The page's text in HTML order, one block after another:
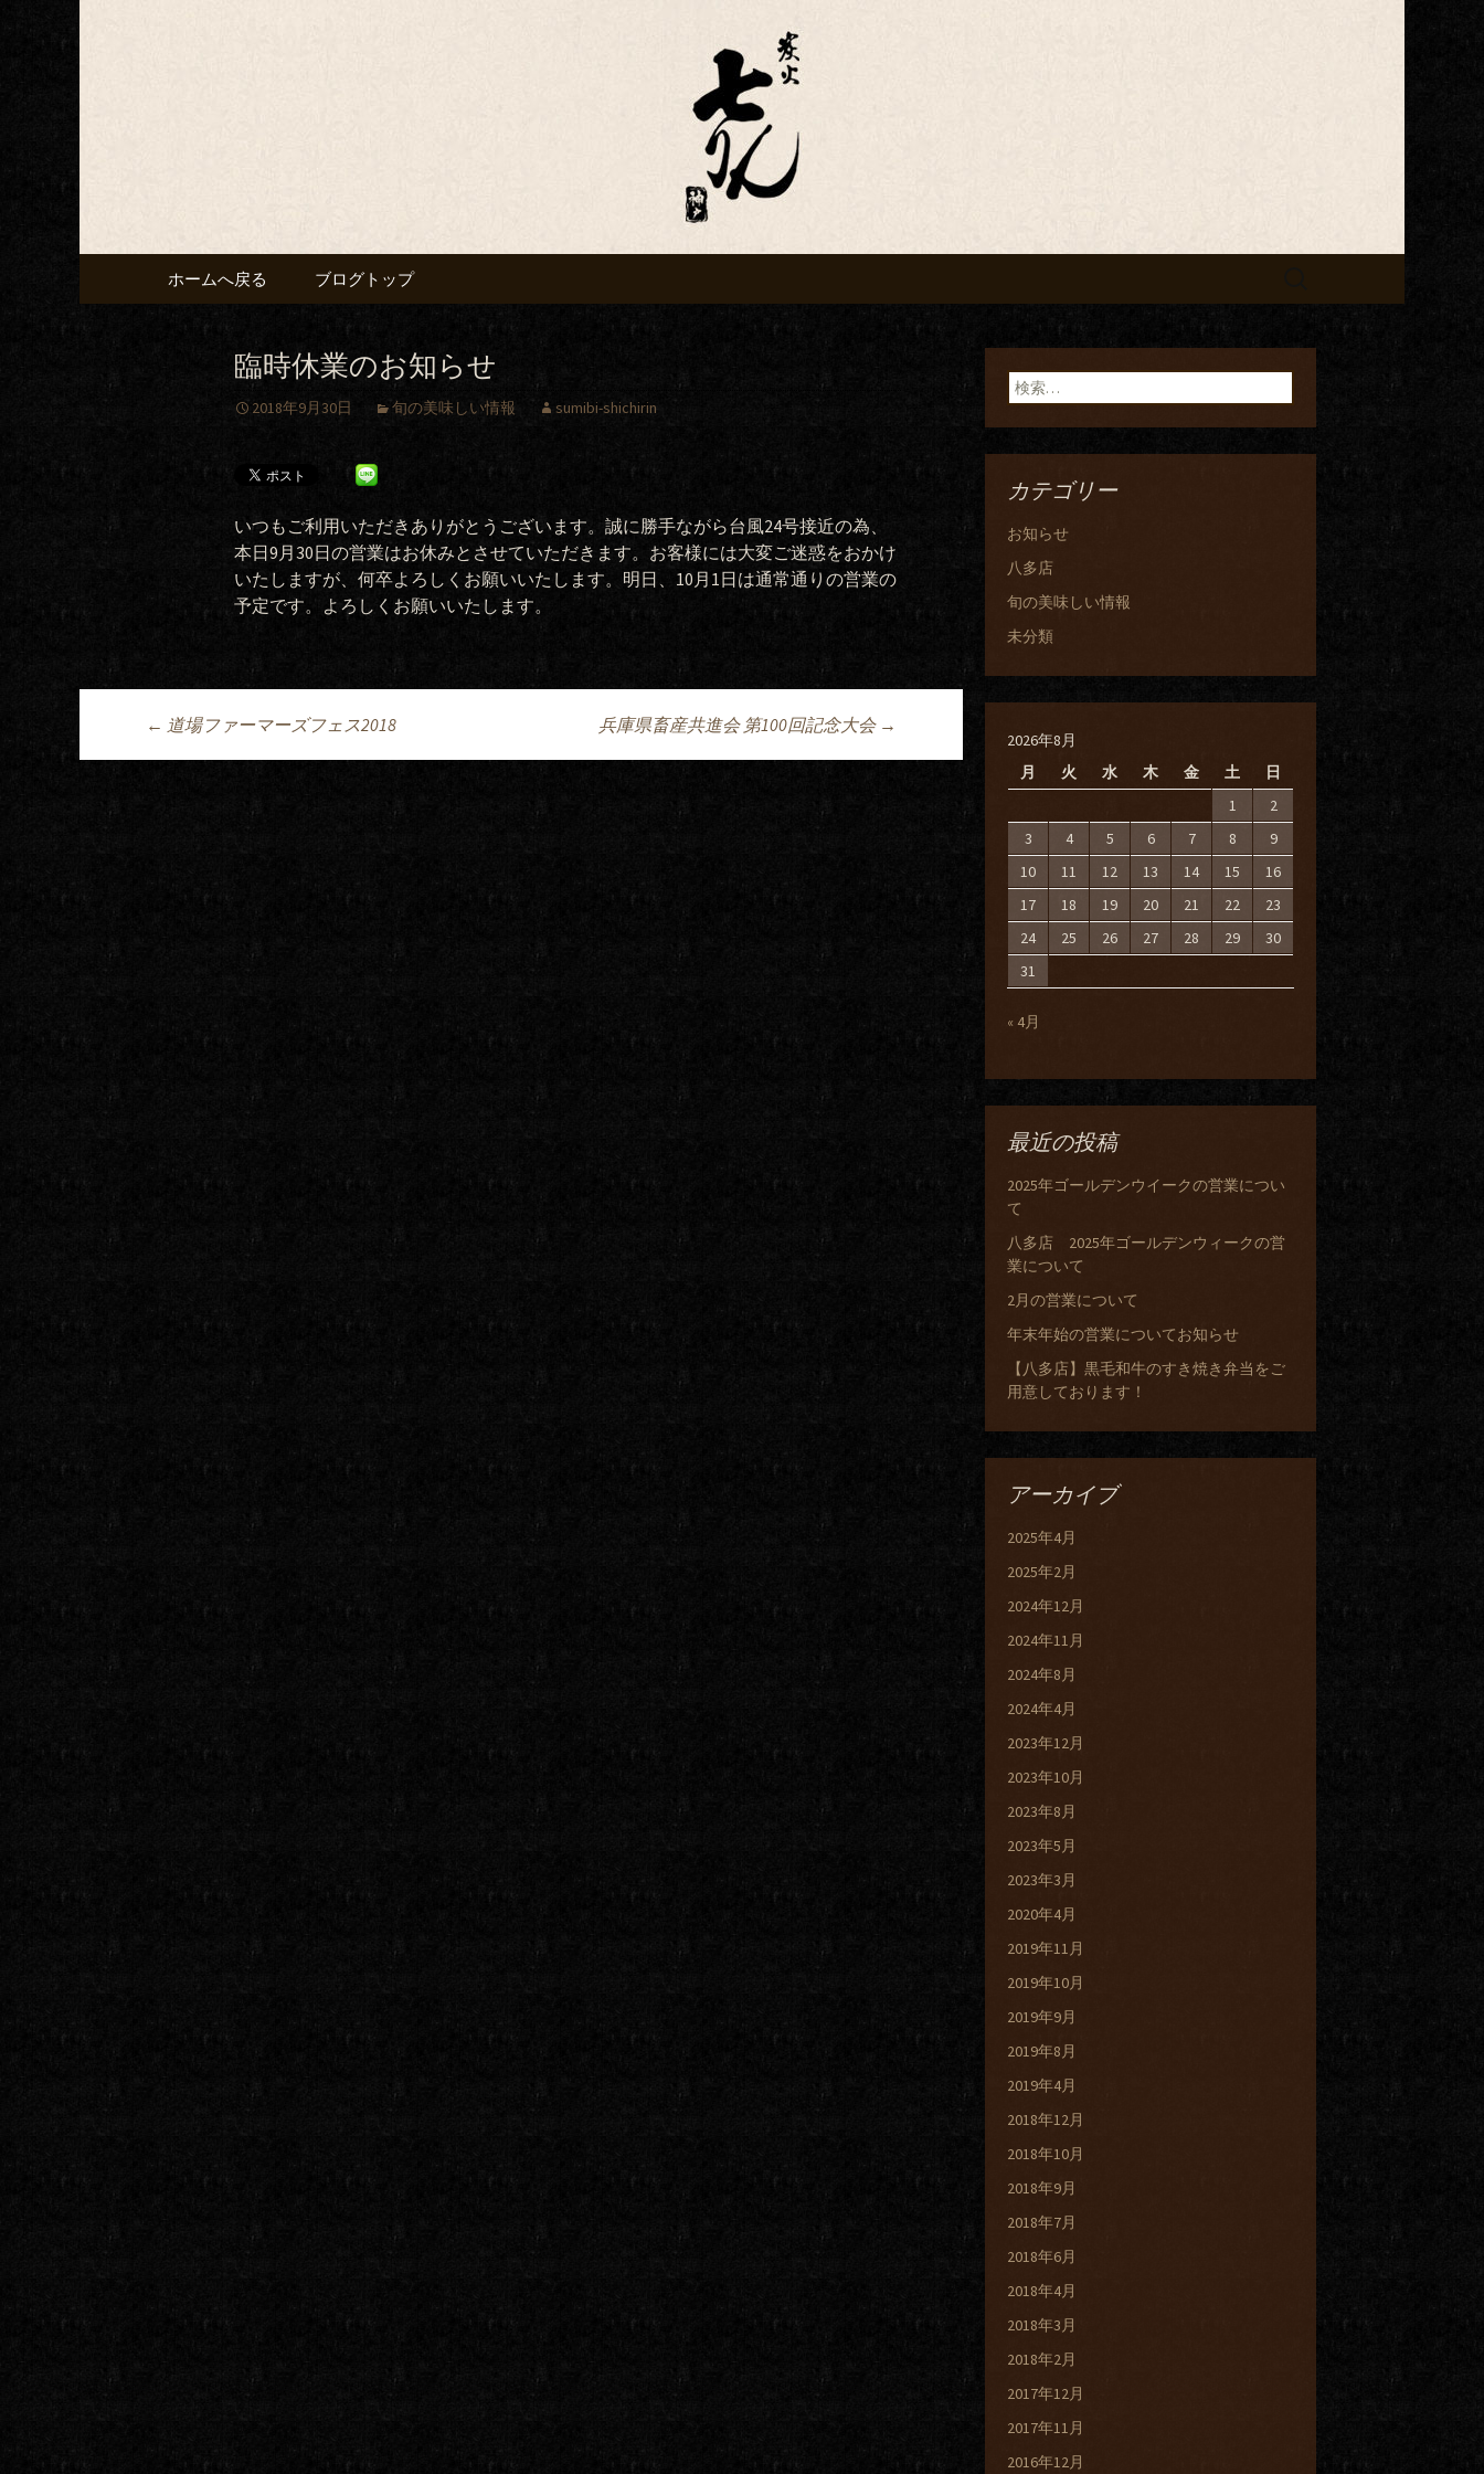
content
ホームへ戻る ブログトップ
臨時休業のお知らせ
2018年9月30日 旬の美味しい情報 sumibi-shichirin
いつもご利用いただきありがとうございます。誠に勝手ながら台風24号接近の為、
本日9月30日の営業はお休みとさせていただきます。お客様には大変ご迷惑をおかけ
いたしますが、何卒よろしくお願いいたします。明日、10月1日は通常通りの営業の
予定です。よろしくお願いいたします。
Post
← 道場ファーマーズフェス2018 兵庫県畜産共進会 第100回記念大会 →
検
索:
カテゴリー
お知らせ
八多店
旬の美味しい情報
未分類
2026年8月
月
火 水 木 金 土
日
1
2
3
4 5 6 7 8
9
10
11 12 13 14 15
16
17
18 19 20 21 22
23
24
25 26 27 28 29
30
31
« 4月
最近の投稿
2025年ゴールデンウイークの営業につい
て
八多店 2025年ゴールデンウィークの営
業について
2月の営業について
年末年始の営業についてお知らせ
【八多店】黒毛和牛のすき焼き弁当をご
用意しております！
アーカイブ
2025年4月
2025年2月
2024年12月
2024年11月
2024年8月
2024年4月
2023年12月
2023年10月
2023年8月
2023年5月
2023年3月
2020年4月
2019年11月
2019年10月
2019年9月
2019年8月
2019年4月
2018年12月
2018年10月
2018年9月
2018年7月
2018年6月
2018年4月
2018年3月
2018年2月
2017年12月
2017年11月
2016年12月